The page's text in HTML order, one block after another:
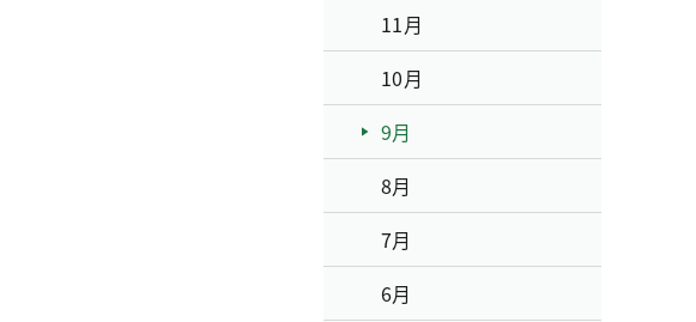
11月
10月
9月
8月
7月
6月